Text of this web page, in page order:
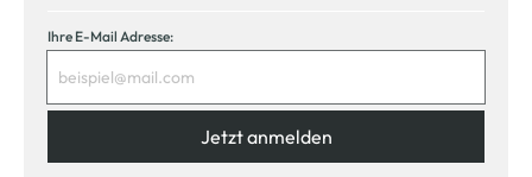
Ihre E-Mail Adresse:
Jetzt anmelden